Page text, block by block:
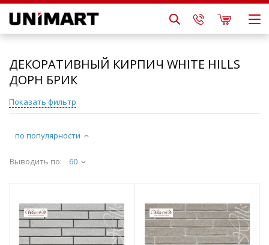
ДЕКОРАТИВНЫЙ КИРПИЧ WHITE HILLS
ДОРН БРИК
по популярности
Выводить по: 60
Показать фильтр